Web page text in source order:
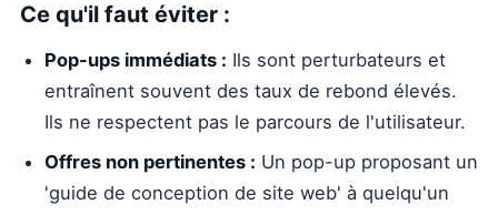
Ce qu'il faut éviter :
Pop-ups immédiats : Ils sont perturbateurs et
entraînent souvent des taux de rebond élevés.
Ils ne respectent pas le parcours de l'utilisateur.
Offres non pertinentes : Un pop-up proposant un
'guide de conception de site web' à quelqu'un